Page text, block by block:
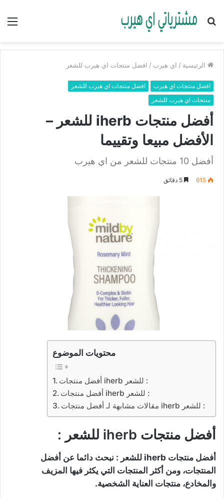
بحث
الرئيسية / اي هيرب / افضل منتجات اي هيرب للشعر
افضل منتجات اي هيرب
افضل منتجات اي هيرب للشعر
منتجات اي هيرب للشعر
أفضل منتجات iherb للشعر –
الأفضل مبيعا وتقييما
أفضل 10 منتجات للشعر من اي هيرب
615
محتويات الموضوع
أفضل منتجات iherb للشعر :
أفضل منتجات iherb للشعر :
مقالات مشابهة لـ أفضل منتجات iherb للشعر :
أفضل منتجات iherb للشعر :
أفضل منتجات iherb للشعر : نبحث دائما عن أفضل
المنتجات، ومن أكثر المنتجات التي يكثر فيها المزيف
والمخادع، منتجات العناية الشخصية.